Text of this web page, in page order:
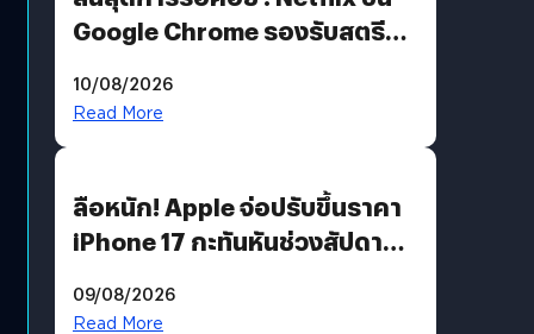
Google Chrome รองรับสตรีม
เงื่อนไขที่กำหนด
10/08/2026
Read More
ลือหนัก! Apple จ่อปรับขึ้นราคา
iPhone 17 กะทันหันช่วงสัปดาห์ที่
09/08/2026
Read More